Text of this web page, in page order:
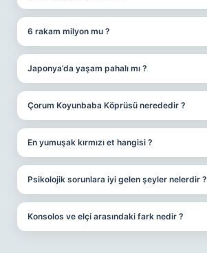
6 rakam milyon mu ?
Japonya’da yaşam pahalı mı ?
Çorum Koyunbaba Köprüsü nerededir ?
En yumuşak kırmızı et hangisi ?
Psikolojik sorunlara iyi gelen şeyler nelerdir ?
Konsolos ve elçi arasındaki fark nedir ?